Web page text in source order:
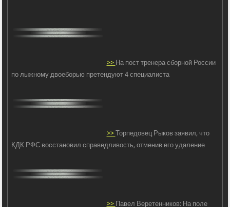
>>На пост тренера сборной России
по лыжному двоеборью претендуют 4 специалиста
>>Торпедовец Рыков заявил, что
КДК РФС восстановил справедливость, отменив его удаление
>>Павел Веретенников: На поле